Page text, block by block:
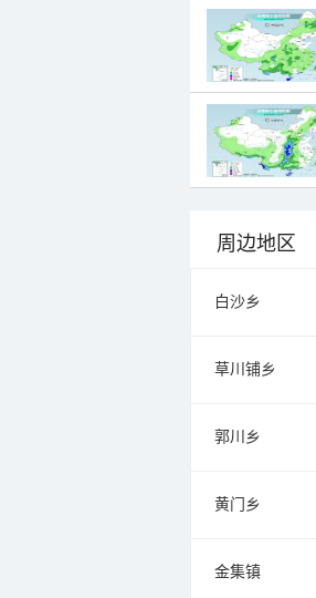
周边地区
白沙乡
草川铺乡
郭川乡
黄门乡
金集镇